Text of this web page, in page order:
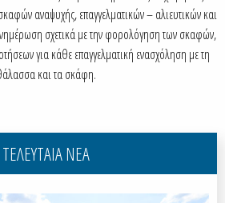
αναψυχής, επαγγελµατικών – αλιευτικών και
σχετικά µε την φορολόγηση των σκαφών,
για κάθε επαγγελµατική ενασχόληση µε τη
και τα σκάφη.
ΤΕΛΕΥΤΑΙΑ ΝΕΑ